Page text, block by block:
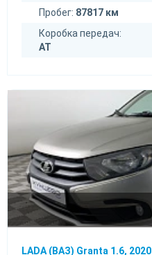
Пробег: 87817 км
Коробка передач:
AT
LADA (ВАЗ) Granta 1.6, 2020